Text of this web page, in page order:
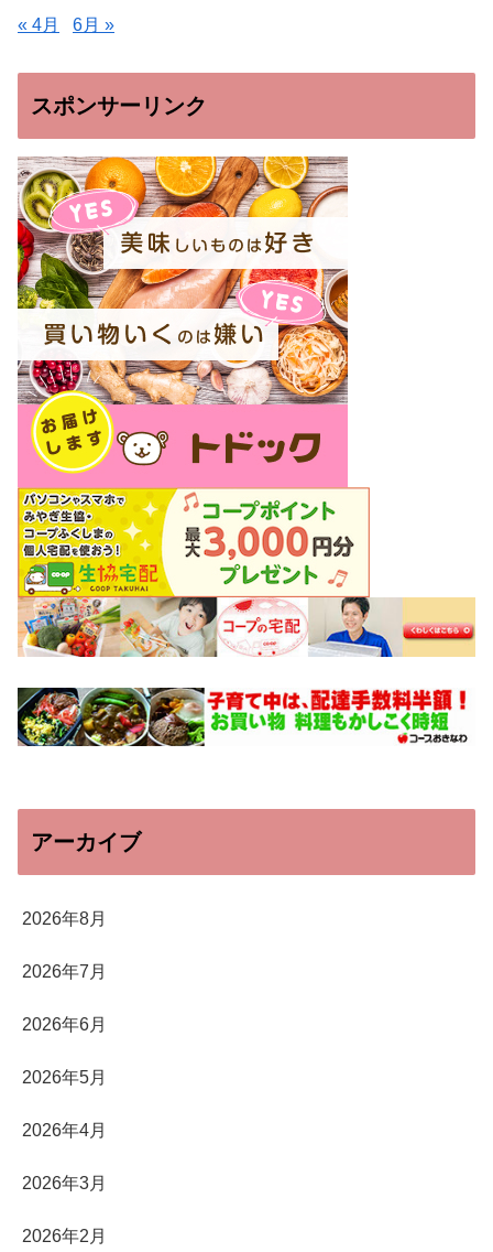
« 4月 6月 »
スポンサーリンク
アーカイブ
2026年8月
2026年7月
2026年6月
2026年5月
2026年4月
2026年3月
2026年2月